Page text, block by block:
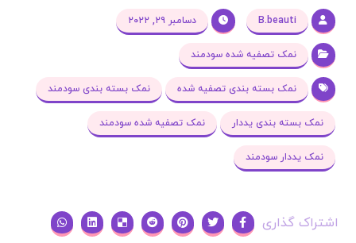
B.beauti دسامبر ۲۹, ۲۰۲۲
نمک تصفیه شده سودمند
نمک بسته بندی تصفیه شده نمک بسته بندی سودمند
نمک بسته بندی یددار نمک تصفیه شده سودمند
نمک یددار سودمند